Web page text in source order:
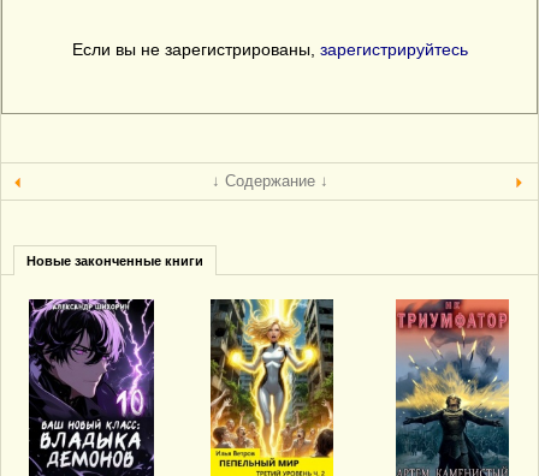
Если вы не зарегистрированы, зарегистрируйтесь
↓ Содержание ↓
Новые законченные книги